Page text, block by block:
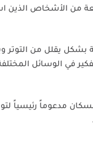
من الأشخاص
بشكل يقلل من
الوسائل
السكان مدعوماً